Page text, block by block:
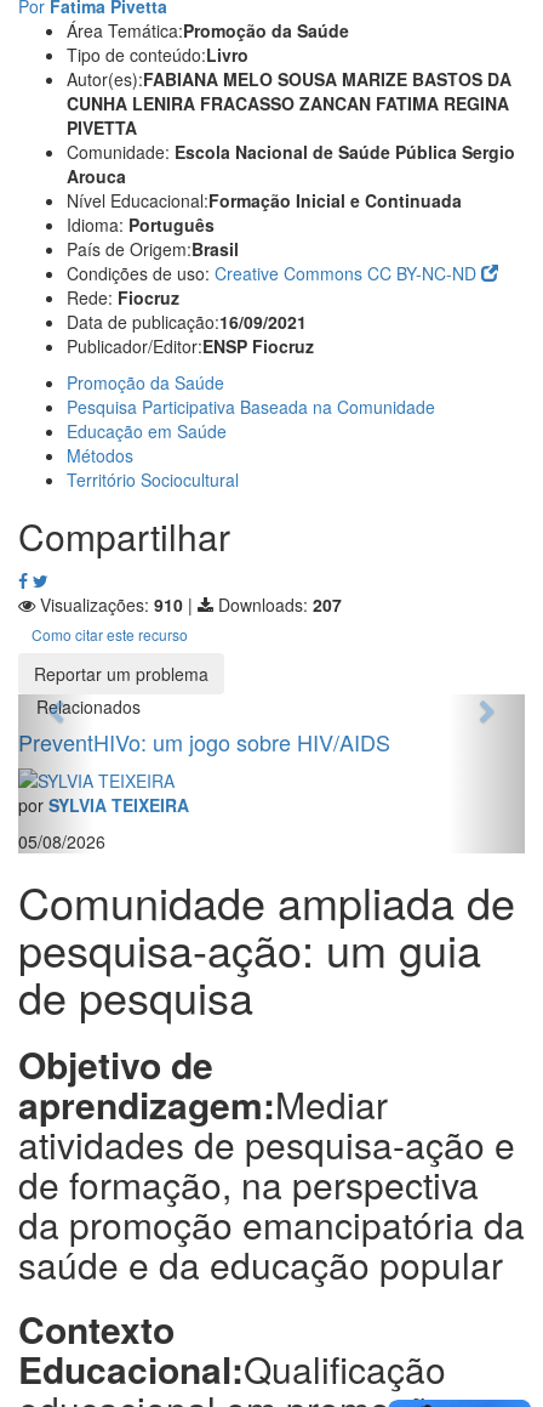
Por Fatima Pivetta
Área Temática:Promoção da Saúde
Tipo de conteúdo:Livro
Autor(es):FABIANA MELO SOUSA MARIZE BASTOS DA
CUNHA LENIRA FRACASSO ZANCAN FATIMA REGINA
PIVETTA
Comunidade: Escola Nacional de Saúde Pública Sergio
Arouca
Nível Educacional:Formação Inicial e Continuada
Idioma: Português
País de Origem:Brasil
Condições de uso: Creative Commons CC BY-NC-ND
Rede: Fiocruz
Data de publicação:16/09/2021
Publicador/Editor:ENSP Fiocruz
Promoção da Saúde
Pesquisa Participativa Baseada na Comunidade
Educação em Saúde
Métodos
Território Sociocultural
Compartilhar
Visualizações: 910 | Downloads: 207
Como citar este recurso
Reportar um problema
Relacionados
PreventHIVo: um jogo sobre HIV/AIDS
por SYLVIA TEIXEIRA
05/08/2026
Comunidade ampliada de
pesquisa-ação: um guia
de pesquisa
Objetivo de
aprendizagem:Mediar
atividades de pesquisa-ação e
de formação, na perspectiva
da promoção emancipatória da
saúde e da educação popular
Contexto
Educacional:Qualificação